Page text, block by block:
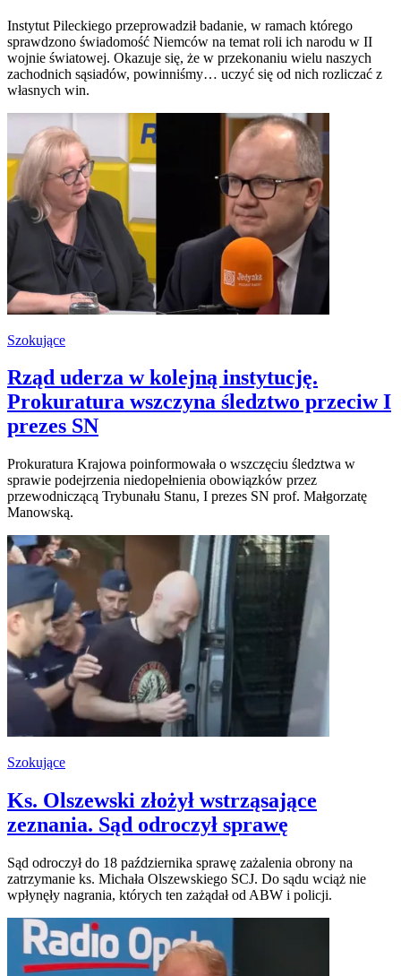
Instytut Pileckiego przeprowadził badanie, w ramach którego
sprawdzono świadomość Niemców na temat roli ich narodu w II
wojnie światowej. Okazuje się, że w przekonaniu wielu naszych
zachodnich sąsiadów, powinniśmy… uczyć się od nich rozliczać z
własnych win.
Szokujące
Rząd uderza w kolejną instytucję.
Prokuratura wszczyna śledztwo przeciw I
prezes SN
Prokuratura Krajowa poinformowała o wszczęciu śledztwa w
sprawie podejrzenia niedopełnienia obowiązków przez
przewodniczącą Trybunału Stanu, I prezes SN prof. Małgorzatę
Manowską.
Szokujące
Ks. Olszewski złożył wstrząsające
zeznania. Sąd odroczył sprawę
Sąd odroczył do 18 października sprawę zażalenia obrony na
zatrzymanie ks. Michała Olszewskiego SCJ. Do sądu wciąż nie
wpłynęły nagrania, których ten zażądał od ABW i policji.